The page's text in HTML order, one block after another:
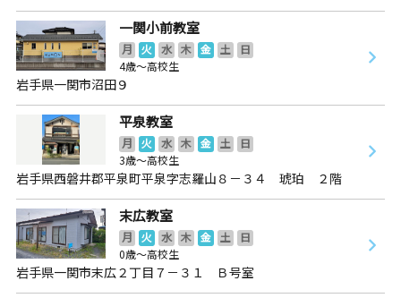
一関小前教室
月 火 水 木 金 土
日
4歳～高校生
岩手県一関市沼田９
平泉教室
月 火 水 木 金 土
日
3歳～高校生
岩手県西磐井郡平泉町平泉字志羅山８－３４ 琥珀 ２階
末広教室
月 火 水 木 金 土
日
0歳～高校生
岩手県一関市末広２丁目７－３１ Ｂ号室